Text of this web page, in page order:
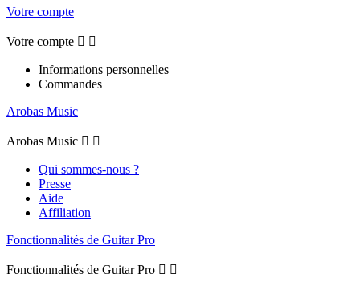
Votre compte
Votre compte  
Informations personnelles
Commandes
Arobas Music
Arobas Music  
Qui sommes-nous ?
Presse
Aide
Affiliation
Fonctionnalités de Guitar Pro
Fonctionnalités de Guitar Pro  